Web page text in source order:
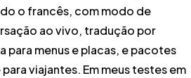
o francês, com modo de
ao vivo, tradução por
para menus e placas, e pacotes
viajantes. Em meus testes em